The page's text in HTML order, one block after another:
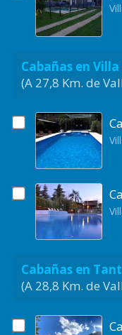
Cabañas en
(A 27,8 Km. de
Cabañas en
(A 28,8 Km. de